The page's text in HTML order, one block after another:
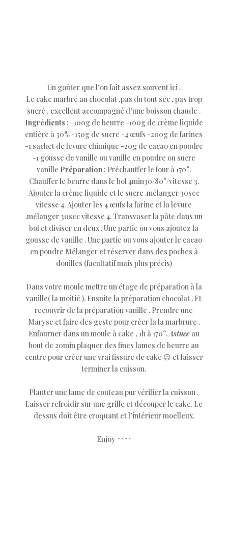
Un goûter que l’on fait assez souvent ici .
Le cake marbré au chocolat ,pas du tout sec , pas trop
sucré , excellent accompagné d’une boisson chaude .
Ingrédients : -100g de beurre -100g de crème liquide
entière à 30% -150g de sucre -4 œufs -200g de farines
-1 sachet de levure chimique -20g de cacao en poudre
-1 gousse de vanille ou vanille en poudre ou sucre
vanille Préparation : Préchauffer le four à 170°.
Chauffer le beurre dans le bol 4min30/80°/vitesse 3.
Ajouter la crème liquide et le sucre .mélanger 30sec
vitesse 4. Ajouter les 4 œufs la farine et la levure
.mélanger 30sec vitesse 4. Transvaser la pâte dans un
bol et diviser en deux . Une partie ou vous ajoutez la
gousse de vanille . Une partie ou vous ajouter le cacao
en poudre Mélanger et réserver dans des poches à
douilles (facultatif mais plus précis)
Dans votre moule mettre un étage de préparation à la
vanille( la moitié ). Ensuite la préparation chocolat . Et
recouvrir de la préparation vanille . Prendre une
Maryse et faire des geste pour créer la la marbrure .
Enfourner dans un moule à cake , 1h à 170°.Astuceau
bout de 20min plaquer des fines lames de beurre au
centre pour créer une vrai fissure de cake 😉 et laisser
terminer la cuisson.
Planter une lame de couteau pur vérifier la cuisson .
Laisser refroidir sur une grille et découper le cake. Le
dessus doit être croquant et l’intérieur moelleux.
Enjoy ^^^^